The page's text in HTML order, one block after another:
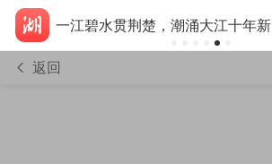
一江碧水贯荆楚，潮涌大江十年新
返回